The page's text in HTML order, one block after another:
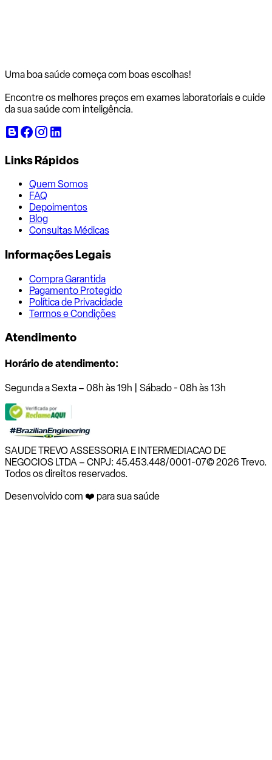
Uma boa saúde começa com boas escolhas!
Encontre os melhores preços em exames laboratoriais e cuide
da sua saúde com inteligência.
Links Rápidos
Quem Somos
FAQ
Depoimentos
Blog
Consultas Médicas
Informações Legais
Compra Garantida
Pagamento Protegido
Política de Privacidade
Termos e Condições
Atendimento
Horário de atendimento:
Segunda a Sexta – 08h às 19h | Sábado - 08h às 13h
SAUDE TREVO ASSESSORIA E INTERMEDIACAO DE
NEGOCIOS LTDA – CNPJ: 45.453.448/0001-07© 2026 Trevo.
Todos os direitos reservados.
Desenvolvido com ❤️ para sua saúde